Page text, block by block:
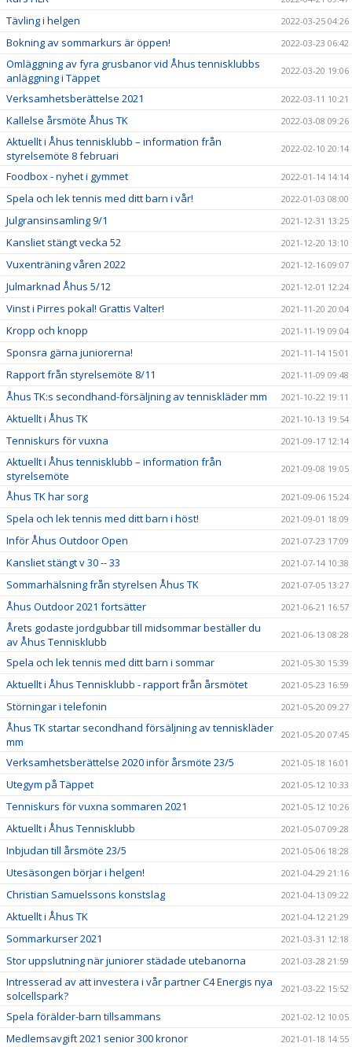
Tävling i helgen 2022-03-25 04:26
Bokning av sommarkurs är öppen! 2022-03-23 06:42
Omläggning av fyra grusbanor vid Åhus tennisklubbs
anläggning i Täppet
2022-03-20 19:06
Verksamhetsberättelse 2021 2022-03-11 10:21
Kallelse årsmöte Åhus TK 2022-03-08 09:26
Aktuellt i Åhus tennisklubb – information från
styrelsemöte 8 februari
2022-02-10 20:14
Foodbox - nyhet i gymmet 2022-01-14 14:14
Spela och lek tennis med ditt barn i vår! 2022-01-03 08:00
Julgransinsamling 9/1 2021-12-31 13:25
Kansliet stängt vecka 52 2021-12-20 13:10
Vuxenträning våren 2022 2021-12-16 09:07
Julmarknad Åhus 5/12 2021-12-01 12:24
Vinst i Pirres pokal! Grattis Valter! 2021-11-20 20:04
Kropp och knopp 2021-11-19 09:04
Sponsra gärna juniorerna! 2021-11-14 15:01
Rapport från styrelsemöte 8/11 2021-11-09 09:48
Åhus TK:s secondhand-försäljning av tenniskläder mm 2021-10-22 19:11
Aktuellt i Åhus TK 2021-10-13 19:54
Tenniskurs för vuxna 2021-09-17 12:14
Aktuellt i Åhus tennisklubb – information från
styrelsemöte
2021-09-08 19:05
Åhus TK har sorg 2021-09-06 15:24
Spela och lek tennis med ditt barn i höst! 2021-09-01 18:09
Inför Åhus Outdoor Open 2021-07-23 17:09
Kansliet stängt v 30 -- 33 2021-07-14 10:38
Sommarhälsning från styrelsen Åhus TK 2021-07-05 13:27
Åhus Outdoor 2021 fortsätter 2021-06-21 16:57
Årets godaste jordgubbar till midsommar beställer du
av Åhus Tennisklubb
2021-06-13 08:28
Spela och lek tennis med ditt barn i sommar 2021-05-30 15:39
Aktuellt i Åhus Tennisklubb - rapport från årsmötet 2021-05-23 16:59
Störningar i telefonin 2021-05-20 09:27
Åhus TK startar secondhand försäljning av tenniskläder
mm
2021-05-20 07:45
Verksamhetsberättelse 2020 inför årsmöte 23/5 2021-05-18 16:01
Utegym på Täppet 2021-05-12 10:33
Tenniskurs för vuxna sommaren 2021 2021-05-12 10:26
Aktuellt i Åhus Tennisklubb 2021-05-07 09:28
Inbjudan till årsmöte 23/5 2021-05-06 18:28
Utesäsongen börjar i helgen! 2021-04-29 21:16
Christian Samuelssons konstslag 2021-04-13 09:22
Aktuellt i Åhus TK 2021-04-12 21:29
Sommarkurser 2021 2021-03-31 12:18
Stor uppslutning när juniorer städade utebanorna 2021-03-28 21:59
Intresserad av att investera i vår partner C4 Energis nya
solcellspark?
2021-03-22 15:52
Spela förälder-barn tillsammans 2021-02-12 10:05
Medlemsavgift 2021 senior 300 kronor 2021-01-18 14:55